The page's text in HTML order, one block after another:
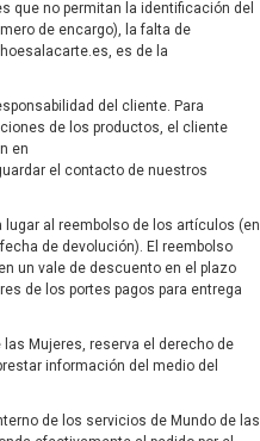
que no permitan la identificación del
de encargo), la falta de
es de la
del cliente. Para
de los productos, el cliente
en
el contacto de nuestros
al reembolso de los artículos (en
de devolución). El reembolso
un vale de descuento en el plazo
de los portes pagos para entrega
Mujeres, reserva el derecho de
información del medio del
de los servicios de Mundo de las